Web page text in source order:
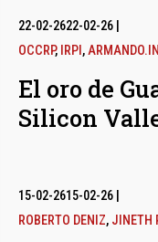
22-02-2622-02-26
OCCRP, IRPI ,
El oro de
Silicon
15-02-2615-02-26
ROBERTO DENIZ, JINETH